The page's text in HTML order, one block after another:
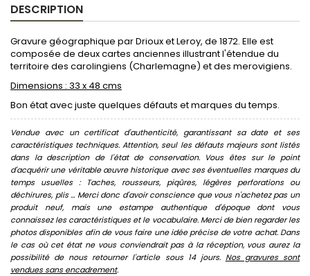
DESCRIPTION
Gravure géographique par Drioux et Leroy, de 1872. Elle est
composée de deux cartes anciennes illustrant l'étendue du
territoire des carolingiens (Charlemagne) et des merovigiens.
Dimensions : 33 x 48 cms
Bon état avec juste quelques défauts et marques du temps.
Vendue avec un certificat d'authenticité, garantissant sa date et ses
caractéristiques techniques. Attention, seul les défauts majeurs sont listés
dans la description de l'état de conservation. Vous êtes sur le point
d'acquérir une véritable œuvre historique avec ses éventuelles marques du
temps usuelles : Taches, rousseurs, piqûres, légères perforations ou
déchirures, plis ... Merci donc d'avoir conscience que vous n'achetez pas un
produit neuf, mais une estampe authentique d'époque dont vous
connaissez les caractéristiques et le vocabulaire. Merci de bien regarder les
photos disponibles afin de vous faire une idée précise de votre achat. Dans
le cas où cet état ne vous conviendrait pas à la réception, vous aurez la
possibilité de nous retourner l'article sous 14 jours. Nos gravures sont
vendues sans encadrement.